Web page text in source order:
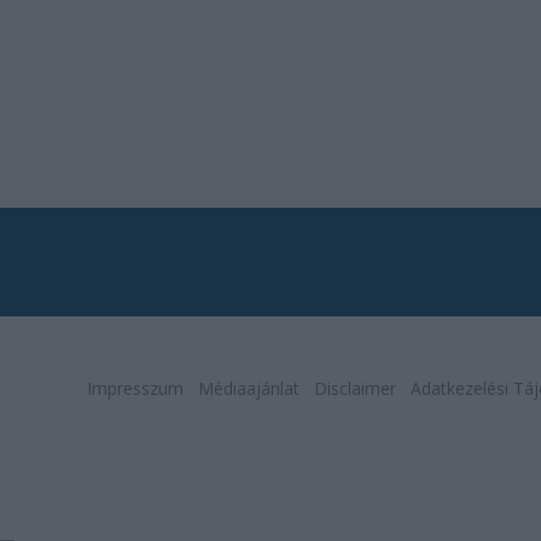
Impresszum Médiaajánlat Disclaimer Adatkezelési